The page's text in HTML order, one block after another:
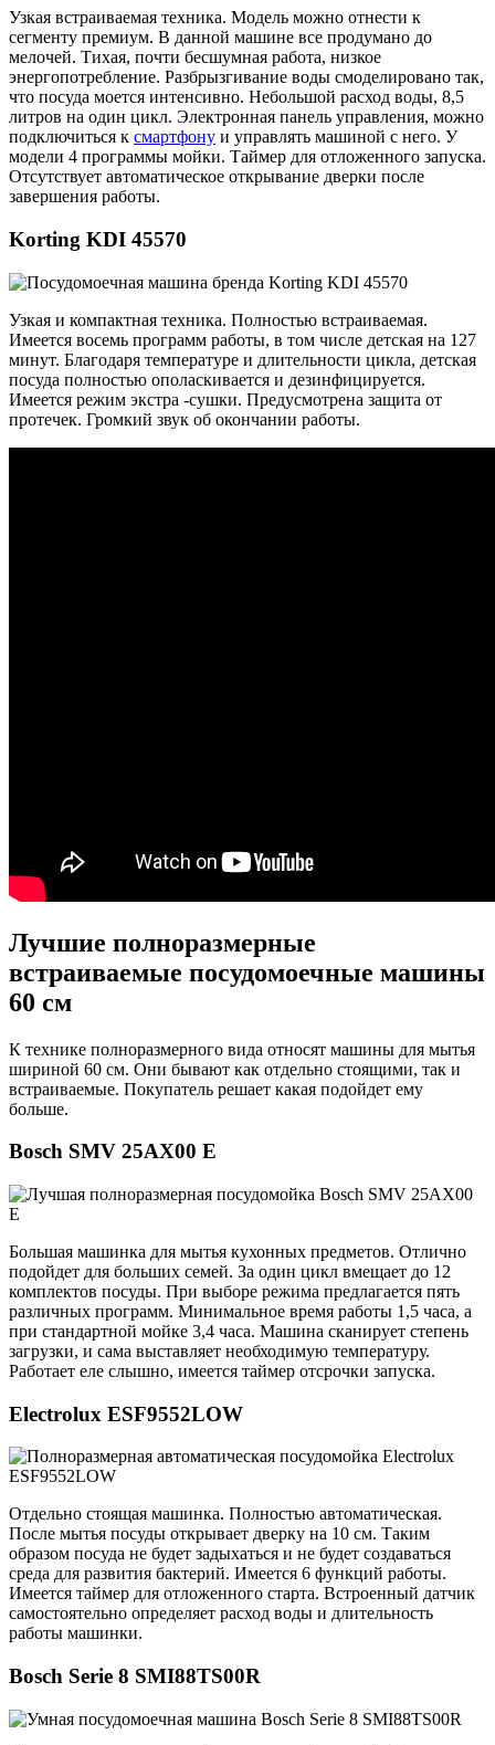
Узкая встраиваемая техника. Модель можно отнести к
сегменту премиум. В данной машине все продумано до
мелочей. Тихая, почти бесшумная работа, низкое
энергопотребление. Разбрызгивание воды смоделировано так,
что посуда моется интенсивно. Небольшой расход воды, 8,5
литров на один цикл. Электронная панель управления, можно
подключиться к смартфону и управлять машиной с него. У
модели 4 программы мойки. Таймер для отложенного запуска.
Отсутствует автоматическое открывание дверки после
завершения работы.
Korting KDI 45570
Узкая и компактная техника. Полностью встраиваемая.
Имеется восемь программ работы, в том числе детская на 127
минут. Благодаря температуре и длительности цикла, детская
посуда полностью ополаскивается и дезинфицируется.
Имеется режим экстра -сушки. Предусмотрена защита от
протечек. Громкий звук об окончании работы.
Лучшие полноразмерные
встраиваемые посудомоечные машины
60 см
К технике полноразмерного вида относят машины для мытья
шириной 60 см. Они бывают как отдельно стоящими, так и
встраиваемые. Покупатель решает какая подойдет ему
больше.
Bosch SMV 25AX00 E
Большая машинка для мытья кухонных предметов. Отлично
подойдет для больших семей. За один цикл вмещает до 12
комплектов посуды. При выборе режима предлагается пять
различных программ. Минимальное время работы 1,5 часа, а
при стандартной мойке 3,4 часа. Машина сканирует степень
загрузки, и сама выставляет необходимую температуру.
Работает еле слышно, имеется таймер отсрочки запуска.
Еlectrolux ESF9552LOW
Отдельно стоящая машинка. Полностью автоматическая.
После мытья посуды открывает дверку на 10 см. Таким
образом посуда не будет задыхаться и не будет создаваться
среда для развития бактерий. Имеется 6 функций работы.
Имеется таймер для отложенного старта. Встроенный датчик
самостоятельно определяет расход воды и длительность
работы машинки.
Bosch Serie 8 SMI88TS00R